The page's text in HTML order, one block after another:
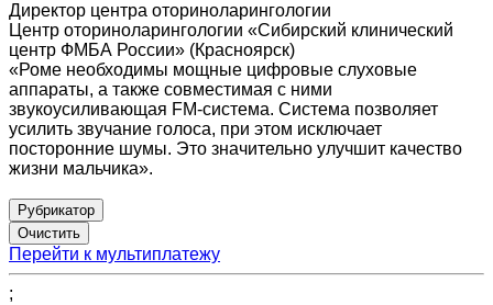
Директор центра оториноларингологии
Центр оториноларингологии «Сибирский клинический
центр ФМБА России» (Красноярск)
«Роме необходимы мощные цифровые слуховые
аппараты, а также совместимая с ними
звукоусиливающая FM-система. Система позволяет
усилить звучание голоса, при этом исключает
посторонние шумы. Это значительно улучшит качество
жизни мальчика».
Рубрикатор
Перейти к мультиплатежу
;